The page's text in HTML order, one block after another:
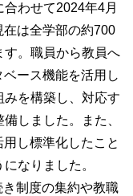
わせて2024年4月
は全学部の約700
す。職員から教員へ
ース機能を活用し
を構築し、対応す
しました。また、
し標準化したこと
なりました。
制度の集約や教職